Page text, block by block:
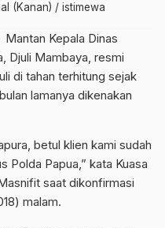
(Kanan) / istimewa
Mantan Kepala Dinas
Djuli Mambaya, resmi
di tahan terhitung sejak
lamanya dikenakan
betul klien kami sudah
Polda Papua,” kata Kuasa
saat dikonfirmasi
malam.